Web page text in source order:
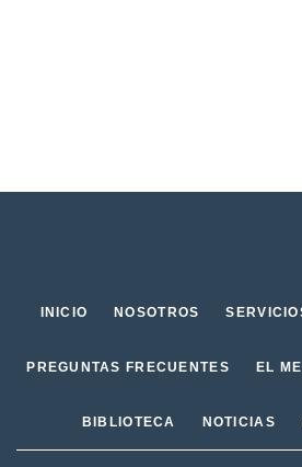
INICIO NOSOTROS
PREGUNTAS FRECUENTES EL
BIBLIOTECA NOTICIAS